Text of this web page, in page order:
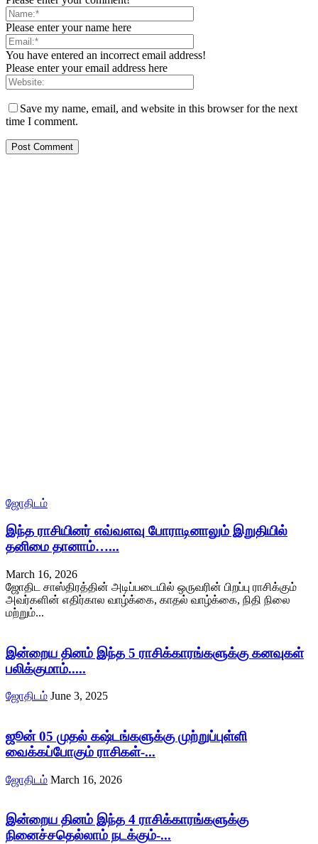
Please enter your name here
You have entered an incorrect email address!
Please enter your email address here
Save my name, email, and website in this browser for the next
time I comment.
ஜோதிடம்
இந்த ராசியினர் எவ்வளவு போராடினாலும் இறுதியில்
தனிமை தானாம்…...
March 16, 2026
ஜோதிட சாஸ்திரத்தின் அடிப்படையில் ஒருவரின் பிறப்பு ராசிக்கும்
அவர்களின் எதிர்கால வாழ்க்கை, காதல் வாழ்க்கை, நிதி நிலை
மற்றும்...
இன்றைய தினம் இந்த 5 ராசிக்காரங்களுக்கு கனவுகள்
பலிக்குமாம்.....
ஜோதிடம் June 3, 2025
ஜூன் 05 முதல் கஷ்டங்களுக்கு முற்றுப்புள்ளி
வைக்கப்போகும் ராசிகள்-...
ஜோதிடம் March 16, 2026
இன்றைய தினம் இந்த 4 ராசிக்காரங்களுக்கு
நினைச்சதெல்லாம் நடக்கும்-...